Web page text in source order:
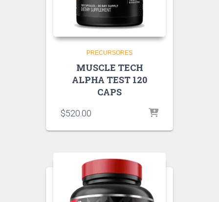
PRECURSORES
MUSCLE TECH
ALPHA TEST 120
CAPS
$520.00